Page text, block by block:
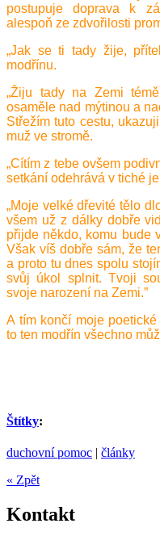
postupuje doprava k
alespoň ze zdvořilosti
„Jak se ti tady žije,
modřínu.
„Žiju tady na Zemi
osaměle nad mýtinou a
Střežím tuto cestu,
muž ve stromě.
„Cítím z tebe ovšem
setkání odehrává v tiché
„Moje velké dřevité tělo
všem už z dálky dobře
přijde někdo, komu bude
Však víš dobře sám, že
a proto tu dnes spolu
svůj úkol splnit. Tvoji
svoje narození na Zemi.”
A tím končí moje
to ten modřín všechno
Štítky:
duchovní pomoc | články
« Zpět
Kontakt